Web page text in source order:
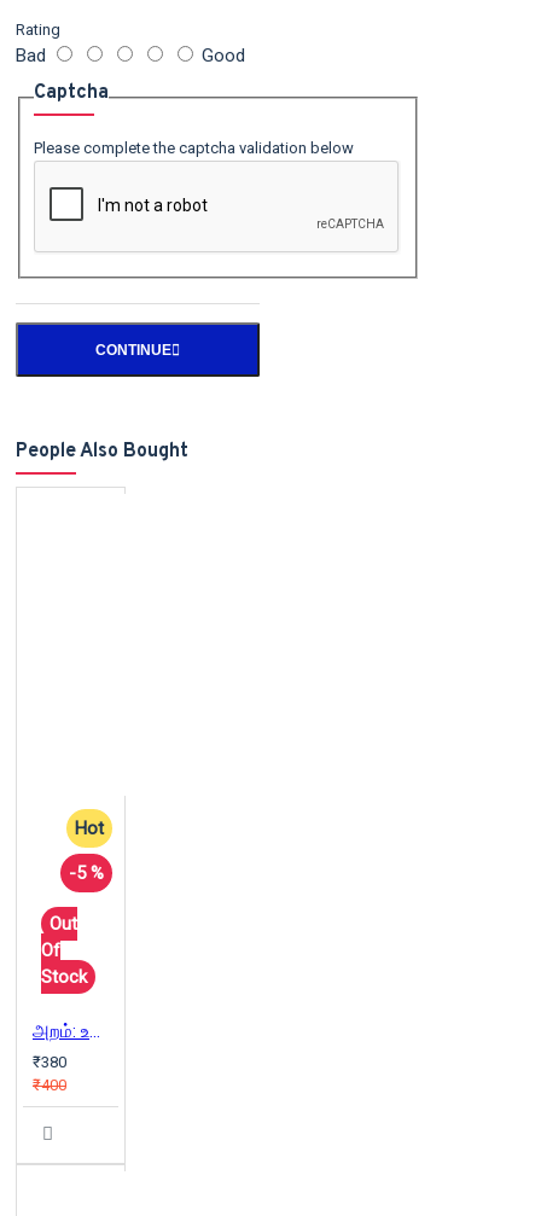
Rating
Bad Good
Captcha
Please complete the captcha validation below
CONTINUE
People Also Bought
Hot
-5 %
Out
Of
Stock
அறம்: உண்மை மனிதர்களின் கதைகள்
₹380
₹400